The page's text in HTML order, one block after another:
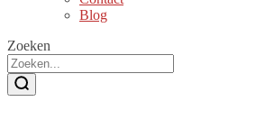
Blog
Zoeken